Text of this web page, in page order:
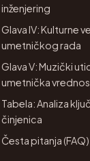
inženjering
Glava IV: Kulturne
umetničkog rada
Glava V: Muzički
umetnička
Tabela: Analiza
činjenica
Česta pitanja (FAQ)